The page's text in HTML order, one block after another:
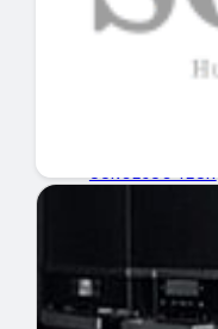
EMPRESAS
GUÍA DE COMPRA
EVENTOS